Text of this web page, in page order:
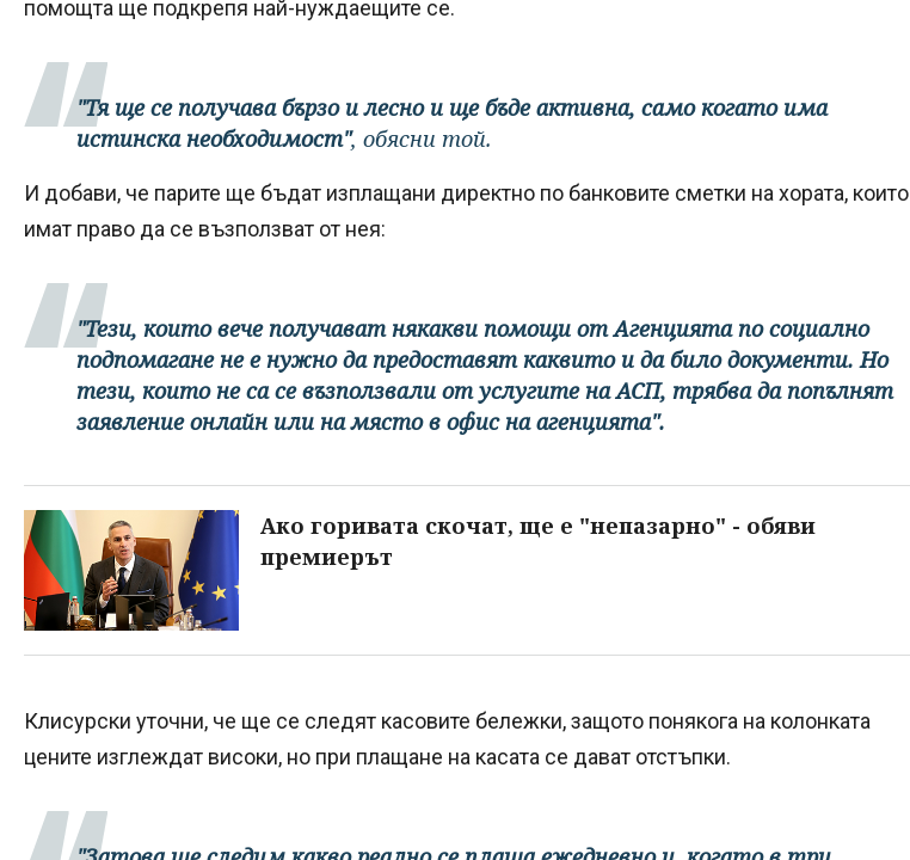
помощта ще подкрепя най-нуждаещите се.
"Тя ще се получава бързо и лесно и ще бъде активна, само когато има
истинска необходимост", обясни той.
И добави, че парите ще бъдат изплащани директно по банковите сметки на хората, които
имат право да се възползват от нея:
"Тези, които вече получават някакви помощи от Агенцията по социално
подпомагане не е нужно да предоставят каквито и да било документи. Но
тези, които не са се възползвали от услугите на АСП, трябва да попълнят
заявление онлайн или на място в офис на агенцията".
Ако горивата скочат, ще е "непазарно" - обяви
премиерът
Клисурски уточни, че ще се следят касовите бележки, защото понякога на колонката
цените изглеждат високи, но при плащане на касата се дават отстъпки.